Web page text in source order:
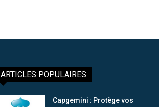
ARTICLES POPULAIRES
Capgemini : Protège vos